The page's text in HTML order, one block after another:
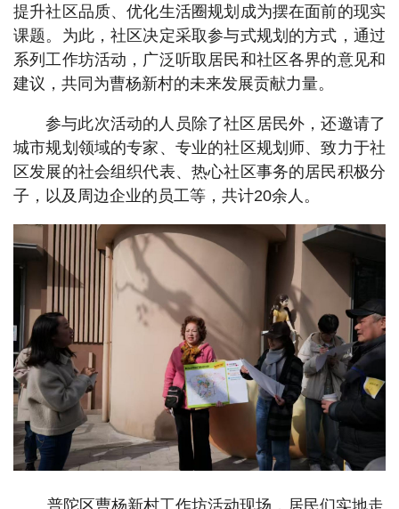
提升社区品质、优化生活圈规划成为摆在面前的现实
课题。为此，社区决定采取参与式规划的方式，通过
系列工作坊活动，广泛听取居民和社区各界的意见和
建议，共同为曹杨新村的未来发展贡献力量。
参与此次活动的人员除了社区居民外，还邀请了
城市规划领域的专家、专业的社区规划师、致力于社
区发展的社会组织代表、热心社区事务的居民积极分
子，以及周边企业的员工等，共计20余人。
普陀区曹杨新村工作坊活动现场，居民们实地走